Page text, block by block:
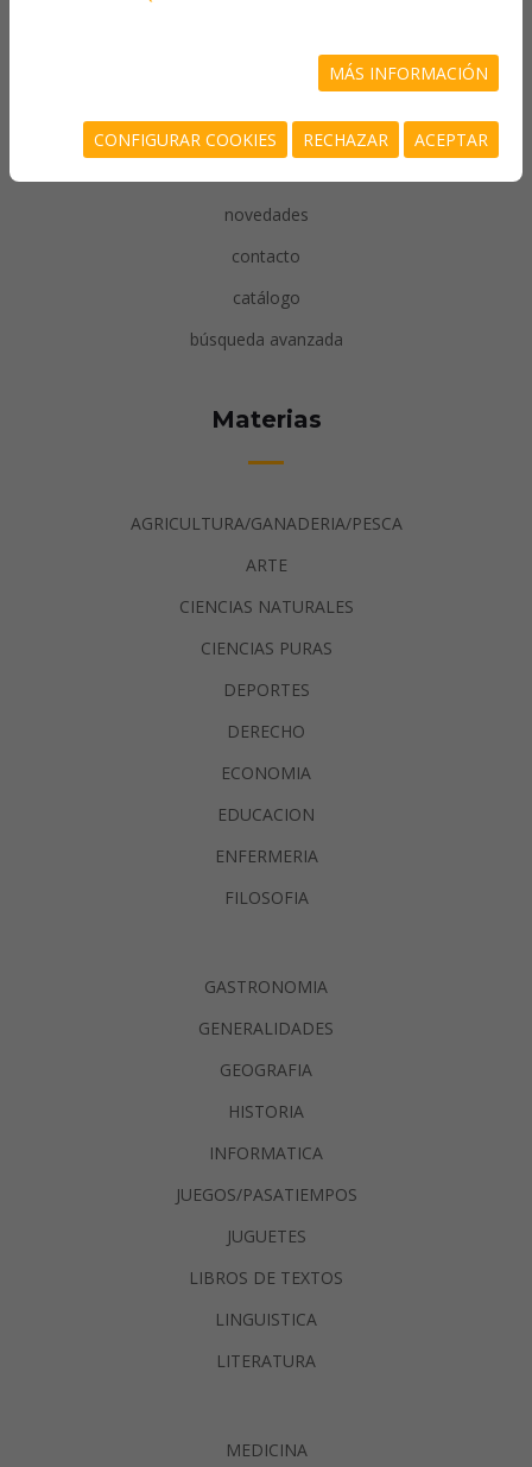
quiénes somos
más vendidos
novedades
contacto
catálogo
búsqueda avanzada
Materias
AGRICULTURA/GANADERIA/PESCA
ARTE
CIENCIAS NATURALES
CIENCIAS PURAS
DEPORTES
DERECHO
ECONOMIA
EDUCACION
ENFERMERIA
FILOSOFIA
GASTRONOMIA
GENERALIDADES
GEOGRAFIA
HISTORIA
INFORMATICA
JUEGOS/PASATIEMPOS
JUGUETES
LIBROS DE TEXTOS
LINGUISTICA
LITERATURA
MEDICINA
MÁS INFORMACIÓN
CONFIGURAR COOKIES RECHAZAR ACEPTAR